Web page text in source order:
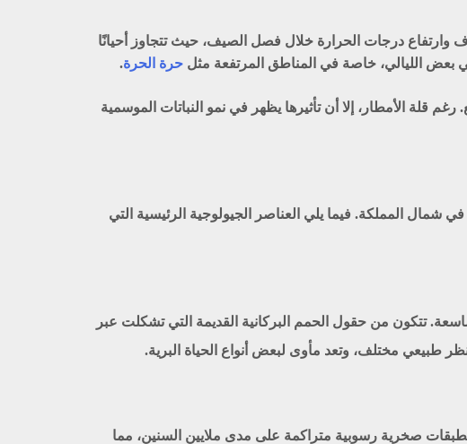
وارتفاع درجات الحرارة خلال فصل الصيف، حيث تتجاوز أحيانًا
حرة الحرة.
قلة الأمطار، إلا أن تأثيرها يظهر في نمو النباتات الموسمية
شمال المملكة. فيما يلي العناصر الجيولوجية الرئيسية التي
تتكون من حقول الحمم البركانية القديمة التي تشكلت عبر
طبيعي مختلف، وتعد مأوى لبعض أنواع الحياة البرية.
صخرية رسوبية متراكمة على مدى ملايين السنين، مما